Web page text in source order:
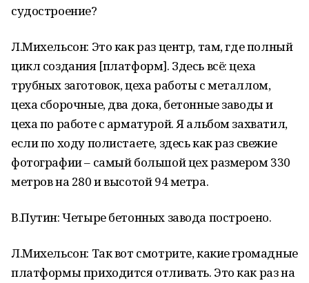
судостроение?
Л.Михельсон: Это как раз центр, там, где полный
цикл создания [платформ]. Здесь всё: цеха
трубных заготовок, цеха работы с металлом,
цеха сборочные, два дока, бетонные заводы и
цеха по работе с арматурой. Я альбом захватил,
если по ходу полистаете, здесь как раз свежие
фотографии – самый большой цех размером 330
метров на 280 и высотой 94 метра.
В.Путин: Четыре бетонных завода построено.
Л.Михельсон: Так вот смотрите, какие громадные
платформы приходится отливать. Это как раз на